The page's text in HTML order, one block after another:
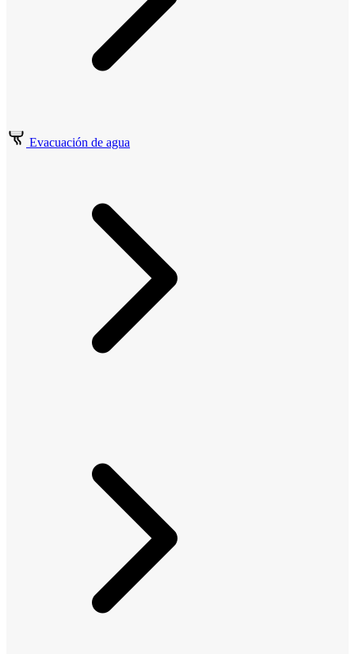
Evacuación de agua